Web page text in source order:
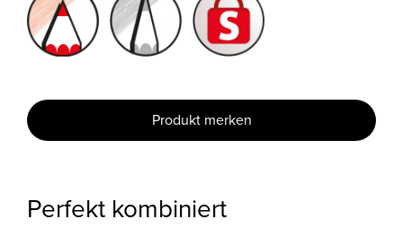
Produkt merken
Perfekt kombiniert